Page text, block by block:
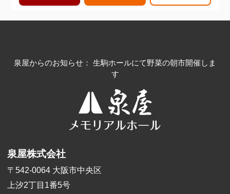
泉屋からのお知らせ： 生駒ホールにて野菜の朝市開催しま
す
泉屋株式会社
〒542-0064 大阪市中央区
上汐2丁目1番5号